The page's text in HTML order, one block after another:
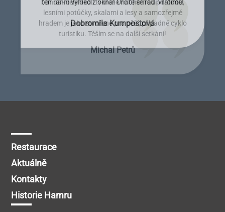
ten ranní výhled z okna! Určitě se rádi vrátíme!
Dobromila Kumpostová
bonus - celé okolí tvořené nádhernou přírodou,
lesními potůčky, skalami a lesy a samozřejmě
hradem je jako stvořené pro pěší, případně cyklo
turistiku. Těším se na další setkání!
Michal Petrů
Lenka Tallova
Vendula Tregnerová
Monika Licinberková
Restaurace
Aktuálně
Kontakty
Historie Hamru